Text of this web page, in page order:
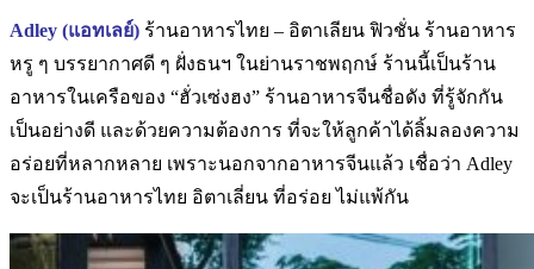
Adley (แอทเลย์) ร้านอาหารไทย – อิตาเลียน ฟิวชั่น ร้านอาหาร
หรู ๆ บรรยากาศดี ๆ ฝั่งธนฯ ในย่านราชพฤกษ์ ร้านนี้เป็นร้าน
อาหารในเครือของ “ฮั่วเซ่งฮง” ร้านอาหารจีนชื่อดัง ที่รู้จักกัน
เป็นอย่างดี และด้วยความต้องการ ที่จะให้ลูกค้าได้ลิ้มลองความ
อร่อยที่หลากหลาย เพราะนอกจากอาหารจีนแล้ว เชื่อว่า Adley
จะเป็นร้านอาหารไทย อิตาเลี่ยน ที่อร่อย ไม่แพ้กัน